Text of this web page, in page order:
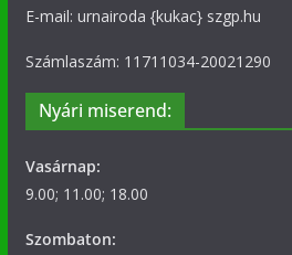
E-mail: urnairoda {kukac} szgp.hu
Számlaszám: 11711034-20021290
Nyári miserend:
Vasárnap:
9.00; 11.00; 18.00
Szombaton: